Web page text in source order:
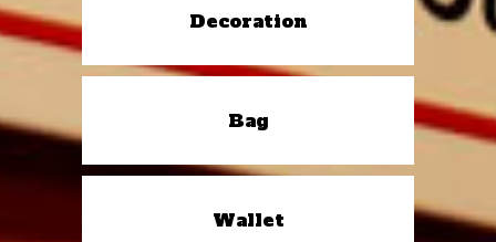
Decoration
Bag
Wallet